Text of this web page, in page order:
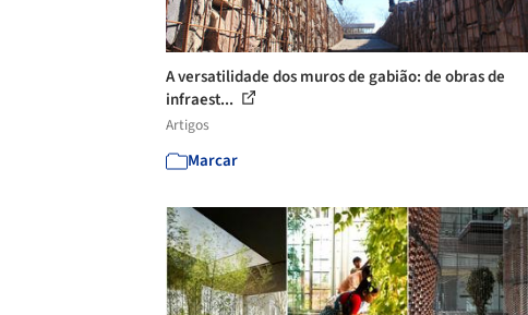
A versatilidade dos muros de gabião: de obras de
infraest...
Artigos
Marcar